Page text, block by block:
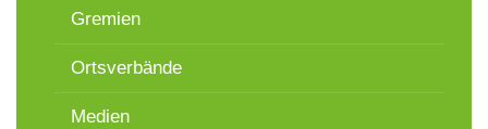
Gremien
Ortsverbände
Medien